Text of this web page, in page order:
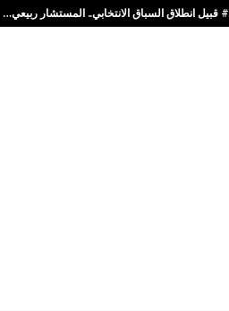
# قبيل انطلاق السباق الانتخابي.. المستشار ربيعي…